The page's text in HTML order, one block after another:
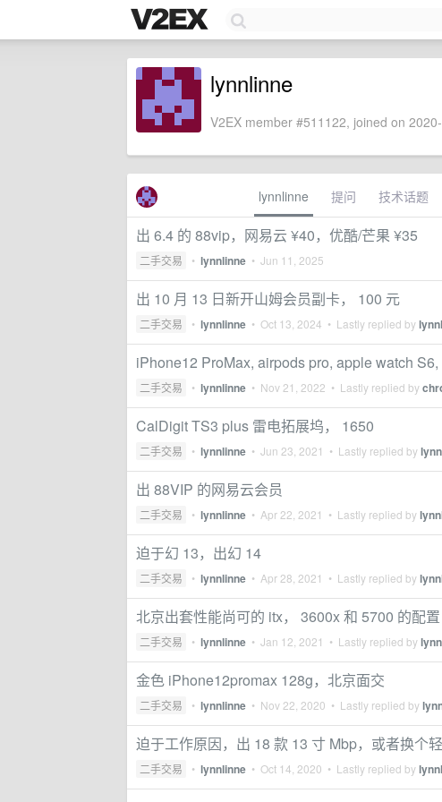
lynnlinne
V2EX member #511122, joined on
lynnlinne 提问 技术话题
出 6.4 的 88vip，网易云 ¥40，优酷/芒果 ¥35
二手交易 • lynnlinne • Jun 11, 2025
出 10 月 13 日新开山姆会员副卡， 100 元
二手交易 • lynnlinne • Oct 13, 2024 • Lastly replied by
iPhone12 ProMax, airpods pro, apple watch
二手交易 • lynnlinne • Nov 21, 2022 • Lastly replied by
CalDigit TS3 plus 雷电拓展坞， 1650
二手交易 • lynnlinne • Jun 23, 2021 • Lastly replied by
出 88VIP 的网易云会员
二手交易 • lynnlinne • Apr 22, 2021 • Lastly replied by
迫于幻 13，出幻 14
二手交易 • lynnlinne • Apr 28, 2021 • Lastly replied by
北京出套性能尚可的 itx， 3600x 和 5700 的配置
二手交易 • lynnlinne • Jan 12, 2021 • Lastly replied by
金色 iPhone12promax 128g，北京面交
二手交易 • lynnlinne • Nov 22, 2020 • Lastly replied by
迫于工作原因，出 18 款 13 寸 Mbp，或者换个
二手交易 • lynnlinne • Oct 14, 2020 • Lastly replied by